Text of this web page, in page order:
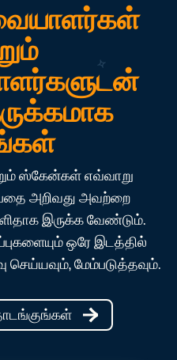
ஸ்கேன்கள் எவ்வாறு
அறிவது அவற்றை
இருக்க வேண்டும்.
ஒரே இடத்தில்
செய்யவும், மேம்படுத்தவும்.